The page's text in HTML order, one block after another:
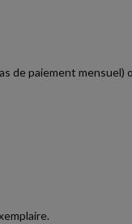
de paiement